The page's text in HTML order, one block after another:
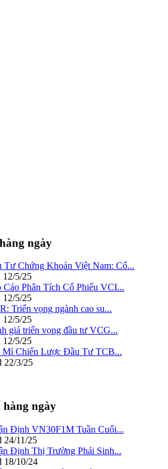
ngày
Tư Chứng Khoán Việt Nam: Cổ...
12/5/25
Cáo Phân Tích Cổ Phiếu VCI...
12/5/25
Triển vọng ngành cao su...
12/5/25
giá triển vọng đầu tư VCG...
12/5/25
Mí Chiến Lược Đầu Tư TCB...
22/3/25
hàng ngày
Định VN30F1M Tuần Cuối...
24/11/25
Định Thị Trường Phái Sinh...
18/10/24